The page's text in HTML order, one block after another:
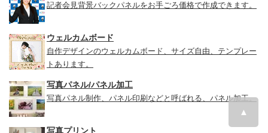
記者会見背景バックパネルをお手ごろ価格で作成できます。
ウェルカムボード
自作デザインのウェルカムボード、サイズ自由、テンプレー
トあります。
写真パネル/パネル加工
写真パネル制作、パネル印刷などと呼ばれる、パネル加工。
写真プリント
▲